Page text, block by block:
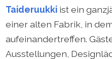
Taideruukki ist ein
einer alten Fabrik, in
aufeinandertreffen.
Ausstellungen,